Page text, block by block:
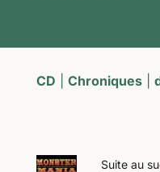
CD Chroniques|
Suite au